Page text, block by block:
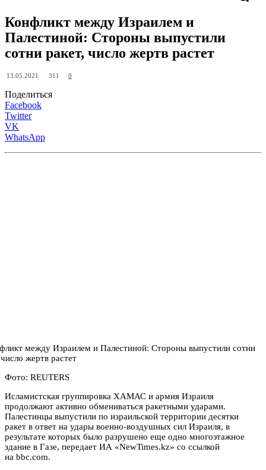
Конфликт между Израилем и
Палестиной: Стороны выпустили
сотни ракет, число жертв растет
13.05.2021 311 0
Поделиться
Facebook
Twitter
VK
WhatsApp
Фото: REUTERS
Исламистская группировка ХАМАС и армия Израиля
продолжают активно обмениваться ракетными ударами.
Палестинцы выпустили по израильской территории десятки
ракет в ответ на удары военно-воздушных сил Израиля, в
результате которых было разрушено еще одно многоэтажное
здание в Газе, передает ИА «NewTimes.kz» со ссылкой
на bbc.com.